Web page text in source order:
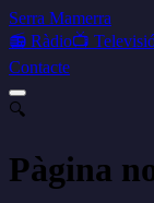
Serra Mamerra
📻 Ràdio📺
Contacte
🔍
Pàgina